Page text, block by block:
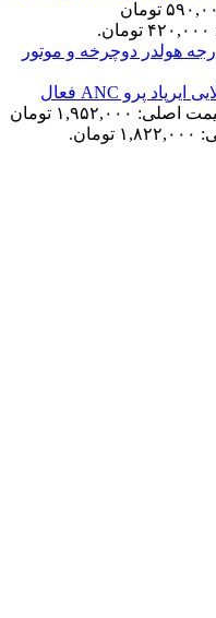
قیمت اصلی: ۵۹۰,۰۰۰ تومان
هولدر دوچرخه و موتور
ایرپاد پرو ANC فعال
قیمت اصلی: ۱,۹۵۲,۰۰۰ تومان